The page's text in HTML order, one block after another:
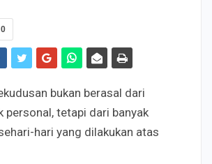
0
bukan berasal dari
personal, tetapi dari banyak
hari yang dilakukan atas